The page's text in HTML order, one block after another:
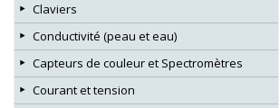
Claviers
Conductivité (peau et eau)
Capteurs de couleur et Spectromètres
Courant et tension